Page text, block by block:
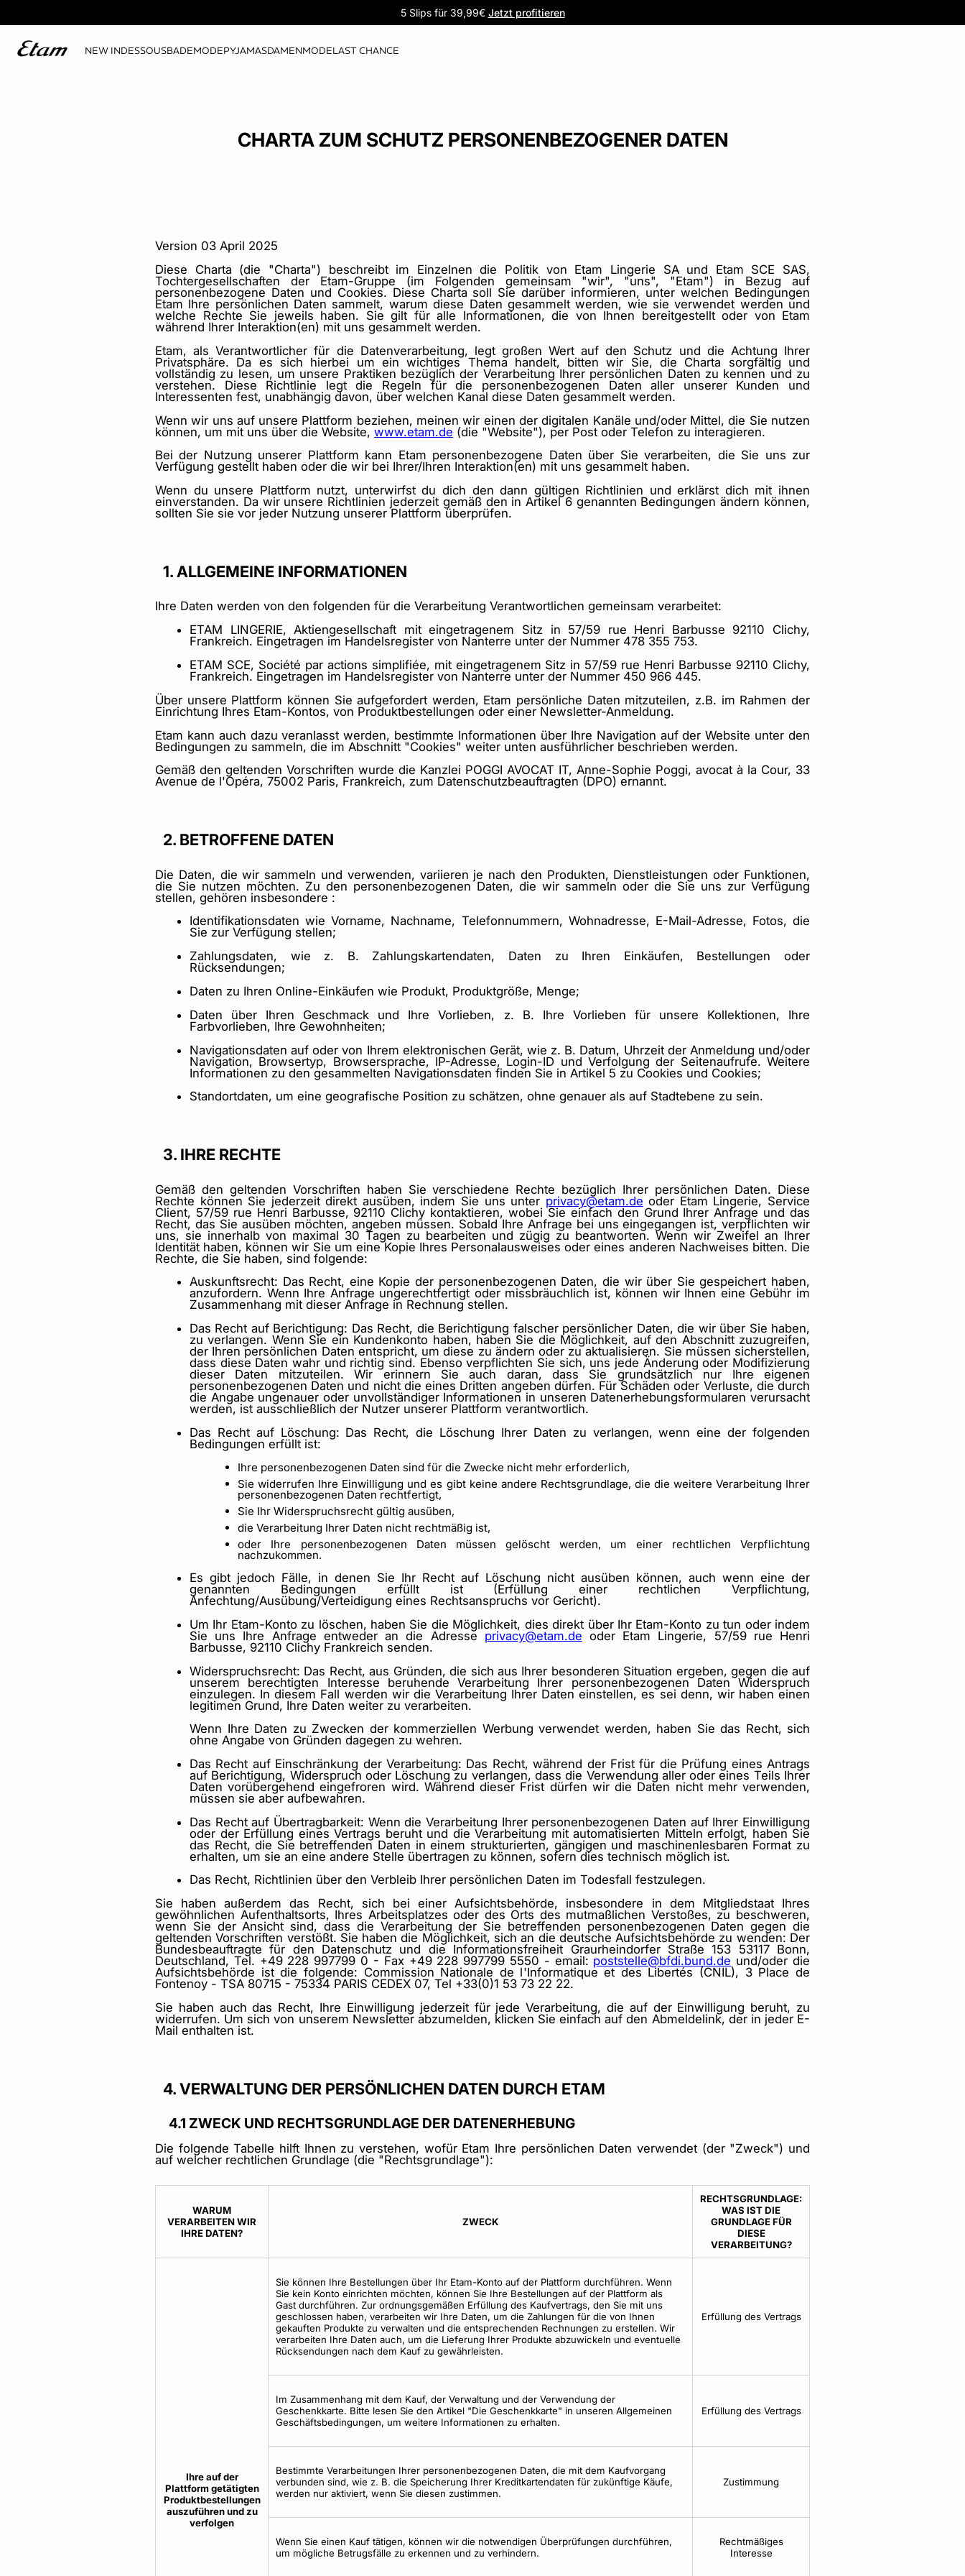
Satin-PyjamasJetzt entdecken
Pure DentelleKomfort trifft spitze
5 Slips für 39,99€ Jetzt profitieren
NEW INDESSOUSBADEMODEPYJAMASDAMENMODELAST CHANCE
CHARTA ZUM SCHUTZ PERSONENBEZOGENER DATEN
Version 03 April 2025
Diese Charta (die "Charta") beschreibt im Einzelnen die Politik von Etam Lingerie SA und Etam SCE SAS,
Tochtergesellschaften der Etam-Gruppe (im Folgenden gemeinsam "wir", "uns", "Etam") in Bezug auf
personenbezogene Daten und Cookies. Diese Charta soll Sie darüber informieren, unter welchen Bedingungen
Etam Ihre persönlichen Daten sammelt, warum diese Daten gesammelt werden, wie sie verwendet werden und
welche Rechte Sie jeweils haben. Sie gilt für alle Informationen, die von Ihnen bereitgestellt oder von Etam
während Ihrer Interaktion(en) mit uns gesammelt werden.
Etam, als Verantwortlicher für die Datenverarbeitung, legt großen Wert auf den Schutz und die Achtung Ihrer
Privatsphäre. Da es sich hierbei um ein wichtiges Thema handelt, bitten wir Sie, die Charta sorgfältig und
vollständig zu lesen, um unsere Praktiken bezüglich der Verarbeitung Ihrer persönlichen Daten zu kennen und zu
verstehen. Diese Richtlinie legt die Regeln für die personenbezogenen Daten aller unserer Kunden und
Interessenten fest, unabhängig davon, über welchen Kanal diese Daten gesammelt werden.
Wenn wir uns auf unsere Plattform beziehen, meinen wir einen der digitalen Kanäle und/oder Mittel, die Sie nutzen
können, um mit uns über die Website, www.etam.de (die "Website"), per Post oder Telefon zu interagieren.
Bei der Nutzung unserer Plattform kann Etam personenbezogene Daten über Sie verarbeiten, die Sie uns zur
Verfügung gestellt haben oder die wir bei Ihrer/Ihren Interaktion(en) mit uns gesammelt haben.
Wenn du unsere Plattform nutzt, unterwirfst du dich den dann gültigen Richtlinien und erklärst dich mit ihnen
einverstanden. Da wir unsere Richtlinien jederzeit gemäß den in Artikel 6 genannten Bedingungen ändern können,
sollten Sie sie vor jeder Nutzung unserer Plattform überprüfen.
1. ALLGEMEINE INFORMATIONEN
Ihre Daten werden von den folgenden für die Verarbeitung Verantwortlichen gemeinsam verarbeitet:
ETAM LINGERIE, Aktiengesellschaft mit eingetragenem Sitz in 57/59 rue Henri Barbusse 92110 Clichy,
Frankreich. Eingetragen im Handelsregister von Nanterre unter der Nummer 478 355 753.
ETAM SCE, Société par actions simplifiée, mit eingetragenem Sitz in 57/59 rue Henri Barbusse 92110 Clichy,
Frankreich. Eingetragen im Handelsregister von Nanterre unter der Nummer 450 966 445.
Über unsere Plattform können Sie aufgefordert werden, Etam persönliche Daten mitzuteilen, z.B. im Rahmen der
Einrichtung Ihres Etam-Kontos, von Produktbestellungen oder einer Newsletter-Anmeldung.
Etam kann auch dazu veranlasst werden, bestimmte Informationen über Ihre Navigation auf der Website unter den
Bedingungen zu sammeln, die im Abschnitt "Cookies" weiter unten ausführlicher beschrieben werden.
Gemäß den geltenden Vorschriften wurde die Kanzlei POGGI AVOCAT IT, Anne-Sophie Poggi, avocat à la Cour, 33
Avenue de l'Opéra, 75002 Paris, Frankreich, zum Datenschutzbeauftragten (DPO) ernannt.
2. BETROFFENE DATEN
Die Daten, die wir sammeln und verwenden, variieren je nach den Produkten, Dienstleistungen oder Funktionen,
die Sie nutzen möchten. Zu den personenbezogenen Daten, die wir sammeln oder die Sie uns zur Verfügung
stellen, gehören insbesondere :
Identifikationsdaten wie Vorname, Nachname, Telefonnummern, Wohnadresse, E-Mail-Adresse, Fotos, die
Sie zur Verfügung stellen;
Zahlungsdaten, wie z. B. Zahlungskartendaten, Daten zu Ihren Einkäufen, Bestellungen oder
Rücksendungen;
Daten zu Ihren Online-Einkäufen wie Produkt, Produktgröße, Menge;
Daten über Ihren Geschmack und Ihre Vorlieben, z. B. Ihre Vorlieben für unsere Kollektionen, Ihre
Farbvorlieben, Ihre Gewohnheiten;
Navigationsdaten auf oder von Ihrem elektronischen Gerät, wie z. B. Datum, Uhrzeit der Anmeldung und/oder
Navigation, Browsertyp, Browsersprache, IP-Adresse, Login-ID und Verfolgung der Seitenaufrufe. Weitere
Informationen zu den gesammelten Navigationsdaten finden Sie in Artikel 5 zu Cookies und Cookies;
Standortdaten, um eine geografische Position zu schätzen, ohne genauer als auf Stadtebene zu sein.
3. IHRE RECHTE
Gemäß den geltenden Vorschriften haben Sie verschiedene Rechte bezüglich Ihrer persönlichen Daten. Diese
Rechte können Sie jederzeit direkt ausüben, indem Sie uns unter privacy@etam.de oder Etam Lingerie, Service
Client, 57/59 rue Henri Barbusse, 92110 Clichy kontaktieren, wobei Sie einfach den Grund Ihrer Anfrage und das
Recht, das Sie ausüben möchten, angeben müssen. Sobald Ihre Anfrage bei uns eingegangen ist, verpflichten wir
uns, sie innerhalb von maximal 30 Tagen zu bearbeiten und zügig zu beantworten. Wenn wir Zweifel an Ihrer
Identität haben, können wir Sie um eine Kopie Ihres Personalausweises oder eines anderen Nachweises bitten. Die
Rechte, die Sie haben, sind folgende:
Auskunftsrecht: Das Recht, eine Kopie der personenbezogenen Daten, die wir über Sie gespeichert haben,
anzufordern. Wenn Ihre Anfrage ungerechtfertigt oder missbräuchlich ist, können wir Ihnen eine Gebühr im
Zusammenhang mit dieser Anfrage in Rechnung stellen.
Das Recht auf Berichtigung: Das Recht, die Berichtigung falscher persönlicher Daten, die wir über Sie haben,
zu verlangen. Wenn Sie ein Kundenkonto haben, haben Sie die Möglichkeit, auf den Abschnitt zuzugreifen,
der Ihren persönlichen Daten entspricht, um diese zu ändern oder zu aktualisieren. Sie müssen sicherstellen,
dass diese Daten wahr und richtig sind. Ebenso verpflichten Sie sich, uns jede Änderung oder Modifizierung
dieser Daten mitzuteilen. Wir erinnern Sie auch daran, dass Sie grundsätzlich nur Ihre eigenen
personenbezogenen Daten und nicht die eines Dritten angeben dürfen. Für Schäden oder Verluste, die durch
die Angabe ungenauer oder unvollständiger Informationen in unseren Datenerhebungsformularen verursacht
werden, ist ausschließlich der Nutzer unserer Plattform verantwortlich.
Das Recht auf Löschung: Das Recht, die Löschung Ihrer Daten zu verlangen, wenn eine der folgenden
Bedingungen erfüllt ist:
Ihre personenbezogenen Daten sind für die Zwecke nicht mehr erforderlich,
Sie widerrufen Ihre Einwilligung und es gibt keine andere Rechtsgrundlage, die die weitere Verarbeitung Ihrer
personenbezogenen Daten rechtfertigt,
Sie Ihr Widerspruchsrecht gültig ausüben,
die Verarbeitung Ihrer Daten nicht rechtmäßig ist,
oder Ihre personenbezogenen Daten müssen gelöscht werden, um einer rechtlichen Verpflichtung
nachzukommen.
Es gibt jedoch Fälle, in denen Sie Ihr Recht auf Löschung nicht ausüben können, auch wenn eine der
genannten Bedingungen erfüllt ist (Erfüllung einer rechtlichen Verpflichtung,
Anfechtung/Ausübung/Verteidigung eines Rechtsanspruchs vor Gericht).
Um Ihr Etam-Konto zu löschen, haben Sie die Möglichkeit, dies direkt über Ihr Etam-Konto zu tun oder indem
Sie uns Ihre Anfrage entweder an die Adresse privacy@etam.de oder Etam Lingerie, 57/59 rue Henri
Barbusse, 92110 Clichy Frankreich senden.
Widerspruchsrecht: Das Recht, aus Gründen, die sich aus Ihrer besonderen Situation ergeben, gegen die auf
unserem berechtigten Interesse beruhende Verarbeitung Ihrer personenbezogenen Daten Widerspruch
einzulegen. In diesem Fall werden wir die Verarbeitung Ihrer Daten einstellen, es sei denn, wir haben einen
legitimen Grund, Ihre Daten weiter zu verarbeiten.
Wenn Ihre Daten zu Zwecken der kommerziellen Werbung verwendet werden, haben Sie das Recht, sich
ohne Angabe von Gründen dagegen zu wehren.
Das Recht auf Einschränkung der Verarbeitung: Das Recht, während der Frist für die Prüfung eines Antrags
auf Berichtigung, Widerspruch oder Löschung zu verlangen, dass die Verwendung aller oder eines Teils Ihrer
Daten vorübergehend eingefroren wird. Während dieser Frist dürfen wir die Daten nicht mehr verwenden,
müssen sie aber aufbewahren.
Das Recht auf Übertragbarkeit: Wenn die Verarbeitung Ihrer personenbezogenen Daten auf Ihrer Einwilligung
oder der Erfüllung eines Vertrags beruht und die Verarbeitung mit automatisierten Mitteln erfolgt, haben Sie
das Recht, die Sie betreffenden Daten in einem strukturierten, gängigen und maschinenlesbaren Format zu
erhalten, um sie an eine andere Stelle übertragen zu können, sofern dies technisch möglich ist.
Das Recht, Richtlinien über den Verbleib Ihrer persönlichen Daten im Todesfall festzulegen.
Sie haben außerdem das Recht, sich bei einer Aufsichtsbehörde, insbesondere in dem Mitgliedstaat Ihres
gewöhnlichen Aufenthaltsorts, Ihres Arbeitsplatzes oder des Orts des mutmaßlichen Verstoßes, zu beschweren,
wenn Sie der Ansicht sind, dass die Verarbeitung der Sie betreffenden personenbezogenen Daten gegen die
geltenden Vorschriften verstößt. Sie haben die Möglichkeit, sich an die deutsche Aufsichtsbehörde zu wenden: Der
Bundesbeauftragte für den Datenschutz und die Informationsfreiheit Graurheindorfer Straße 153 53117 Bonn,
Deutschland, Tel. +49 228 997799 0 - Fax +49 228 997799 5550 - email: poststelle@bfdi.bund.de und/oder die
Aufsichtsbehörde ist die folgende: Commission Nationale de l'Informatique et des Libertés (CNIL), 3 Place de
Fontenoy - TSA 80715 - 75334 PARIS CEDEX 07, Tel +33(0)1 53 73 22 22.
Sie haben auch das Recht, Ihre Einwilligung jederzeit für jede Verarbeitung, die auf der Einwilligung beruht, zu
widerrufen. Um sich von unserem Newsletter abzumelden, klicken Sie einfach auf den Abmeldelink, der in jeder E-
Mail enthalten ist.
4. VERWALTUNG DER PERSÖNLICHEN DATEN DURCH ETAM
4.1 ZWECK UND RECHTSGRUNDLAGE DER DATENERHEBUNG
Die folgende Tabelle hilft Ihnen zu verstehen, wofür Etam Ihre persönlichen Daten verwendet (der "Zweck") und
auf welcher rechtlichen Grundlage (die "Rechtsgrundlage"):
WARUM
VERARBEITEN WIR
IHRE DATEN?
ZWECK
RECHTSGRUNDLAGE:
WAS IST DIE
GRUNDLAGE FÜR
DIESE
VERARBEITUNG?
Ihre auf der
Plattform getätigten
Produktbestellungen
auszuführen und zu
verfolgen
Sie können Ihre Bestellungen über Ihr Etam-Konto auf der Plattform durchführen. Wenn
Sie kein Konto einrichten möchten, können Sie Ihre Bestellungen auf der Plattform als
Gast durchführen. Zur ordnungsgemäßen Erfüllung des Kaufvertrags, den Sie mit uns
geschlossen haben, verarbeiten wir Ihre Daten, um die Zahlungen für die von Ihnen
gekauften Produkte zu verwalten und die entsprechenden Rechnungen zu erstellen. Wir
verarbeiten Ihre Daten auch, um die Lieferung Ihrer Produkte abzuwickeln und eventuelle
Rücksendungen nach dem Kauf zu gewährleisten.
Erfüllung des Vertrags
Im Zusammenhang mit dem Kauf, der Verwaltung und der Verwendung der
Geschenkkarte. Bitte lesen Sie den Artikel "Die Geschenkkarte" in unseren Allgemeinen
Geschäftsbedingungen, um weitere Informationen zu erhalten.
Erfüllung des Vertrags
Bestimmte Verarbeitungen Ihrer personenbezogenen Daten, die mit dem Kaufvorgang
verbunden sind, wie z. B. die Speicherung Ihrer Kreditkartendaten für zukünftige Käufe,
werden nur aktiviert, wenn Sie diesen zustimmen.
Zustimmung
Wenn Sie einen Kauf tätigen, können wir die notwendigen Überprüfungen durchführen,
um mögliche Betrugsfälle zu erkennen und zu verhindern.
Rechtmäßiges
Interesse